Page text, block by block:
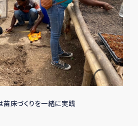
苗床づくりを一緒に実践